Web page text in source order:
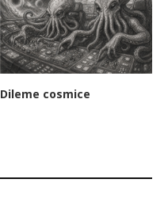
Dileme cosmice